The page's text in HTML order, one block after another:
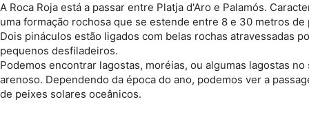
A Roca Roja está a passar entre Platja d'Aro e Palamós.
uma formação rochosa que se estende entre 8 e 30 metros de
Dois pináculos estão ligados com belas rochas atravessadas
pequenos desfiladeiros.
Podemos encontrar lagostas, moréias, ou algumas lagostas no
arenoso. Dependendo da época do ano, podemos ver a
de peixes solares oceânicos.